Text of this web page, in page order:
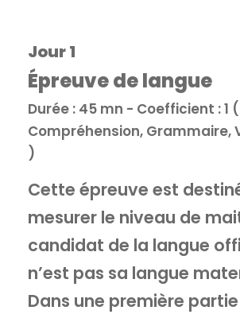
Jour 1
Épreuve de langue
Durée : 45 mn - Coefficient : 1 (
Compréhension, Grammaire,
)
Cette épreuve est
mesurer le niveau de
candidat de la langue
n’est pas sa langue
Dans une première